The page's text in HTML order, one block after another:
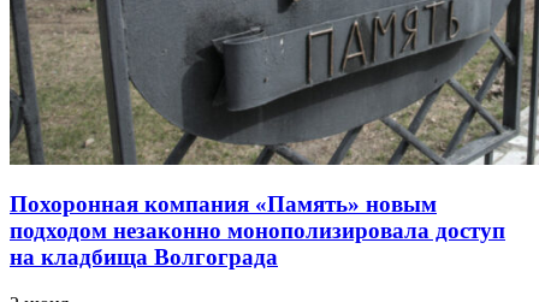
Похоронная компания «Память» новым
подходом незаконно монополизировала доступ
на кладбища Волгограда